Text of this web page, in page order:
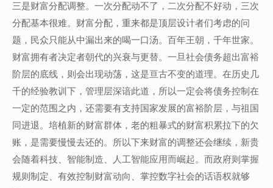
三是财富分配调整。一次分配动不了，二次分配不好动，三次
分配基本很难。财富分配，重来都是顶层设计者们考虑的问
题，民众只能从中漏出来的喝一口汤。百年王朝，千年世家。
财富拥有者决定者朝代的兴衰与更替。一旦社会债务超出富裕
阶层的底线，则会出现动荡，这是亘古不变的道理。在历史几
千的经验教训下，管理层深谙此道，所以一定会将债务控制在
一定的范围之内，还需要有支持国家发展的富裕阶层，与祖国
同进退。培植新的财富群体，老的粗暴式的财富积累拉下的欠
账，是需要慢慢去还的。所以下来财富的调整还会继续，新贵
会随着科技、智能制造、人工智能应用而崛起。而政府则掌握
规则制定、有效控制财富动向、掌控数字社会的话语权就够